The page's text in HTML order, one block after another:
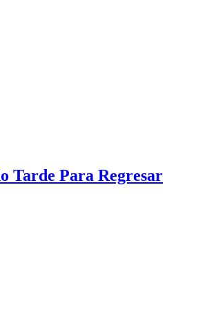
Tarde Para Regresar